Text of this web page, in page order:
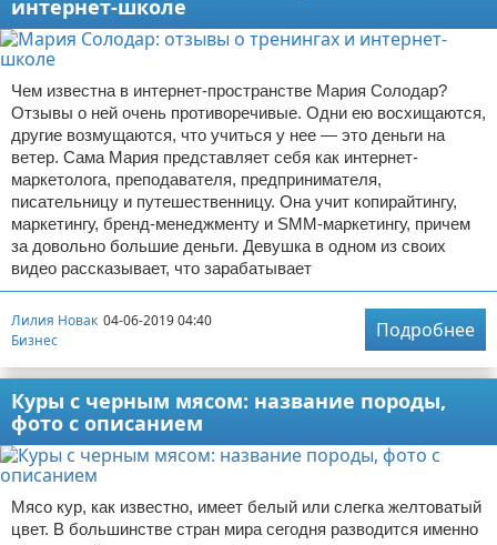
интернет-школе
Чем известна в интернет-пространстве Мария Солодар?
Отзывы о ней очень противоречивые. Одни ею восхищаются,
другие возмущаются, что учиться у нее — это деньги на
ветер. Сама Мария представляет себя как интернет-
маркетолога, преподавателя, предпринимателя,
писательницу и путешественницу. Она учит копирайтингу,
маркетингу, бренд-менеджменту и SMM-маркетингу, причем
за довольно большие деньги. Девушка в одном из своих
видео рассказывает, что зарабатывает
Лилия Новак 04-06-2019 04:40
Бизнес
Подробнее
Куры с черным мясом: название породы,
фото с описанием
Мясо кур, как известно, имеет белый или слегка желтоватый
цвет. В большинстве стран мира сегодня разводится именно